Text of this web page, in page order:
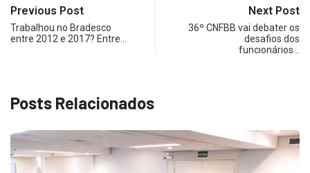
Previous Post
Trabalhou no Bradesco
entre 2012 e 2017? Entre…
Next Post
36º CNFBB vai debater os
desafios dos
funcionários…
Posts Relacionados